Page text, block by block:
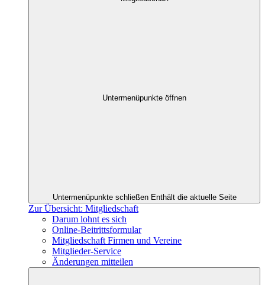
Untermenüpunkte öffnen
Untermenüpunkte schließen Enthält die aktuelle Seite
Zur Übersicht: Mitgliedschaft
Darum lohnt es sich
Online-Beitrittsformular
Mitgliedschaft Firmen und Vereine
Mitglieder-Service
Änderungen mitteilen